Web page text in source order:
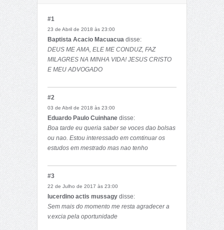
#1
23 de Abril de 2018 às 23:00
Baptista Acacio Macuacua disse:
DEUS ME AMA, ELE ME CONDUZ, FAZ
MILAGRES NA MINHA VIDA! JESUS CRISTO
E MEU ADVOGADO
#2
03 de Abril de 2018 às 23:00
Eduardo Paulo Cuinhane disse:
Boa tarde eu queria saber se voces dao bolsas
ou nao. Estou interessado em comtinuar os
estudos em mestrado mas nao tenho
#3
22 de Julho de 2017 às 23:00
lucerdino actis mussagy disse:
Sem mais do momento me resta agradecer a
v.excia pela oportunidade